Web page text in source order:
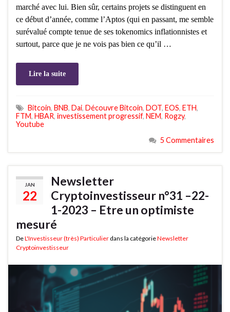
marché avec lui. Bien sûr, certains projets se distinguent en
ce début d’année, comme l’Aptos (qui en passant, me semble
surévalué compte tenue de ses tokenomics inflationnistes et
surtout, parce que je ne vois pas bien ce qu’il …
Lire la suite
Bitcoin, BNB, Dai, Découvre Bitcoin, DOT, EOS, ETH,
FTM, HBAR, investissement progressif, NEM, Rogzy,
Youtube
5 Commentaires
JAN
22
Newsletter
Cryptoinvestisseur n°31 –22-
1-2023 – Etre un optimiste
mesuré
DeL'Investisseur (très) Particulier dans la catégorieNewsletter
Cryptoinvestisseur